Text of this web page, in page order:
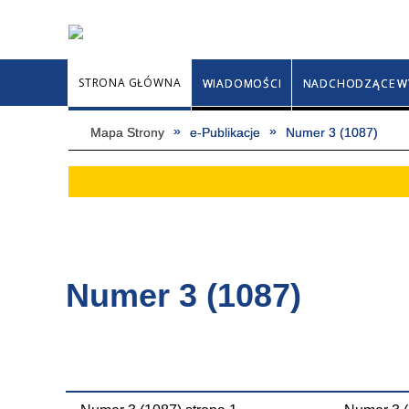
STRONA GŁÓWNA WIADOMOŚCI NADCHODZĄCE
Mapa Strony e-Publikacje Numer 3 (1087)
Numer 3 (1087)